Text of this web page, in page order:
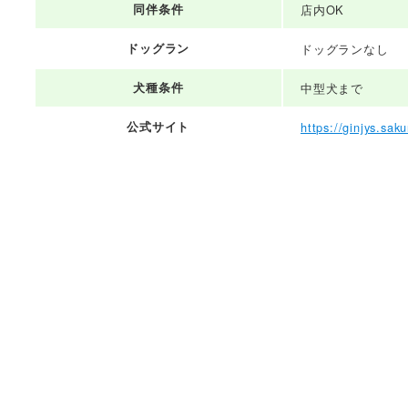
同伴条件 店内OK
ドッグラン ドッグランなし
犬種条件 中型犬まで
公式サイト https://